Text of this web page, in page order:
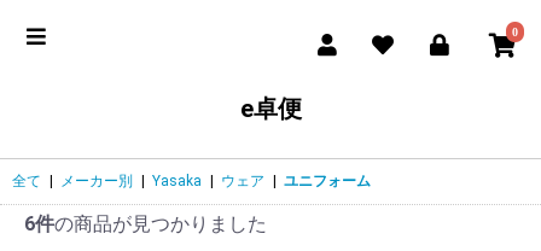
0
e卓便
全て メーカー別 Yasaka ウェア ユニフォーム
6件の商品が見つかりました